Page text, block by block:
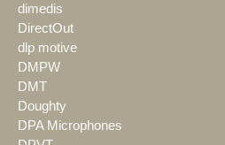
dimedis
DirectOut
dlp motive
DMPW
DMT
Doughty
DPA Microphones